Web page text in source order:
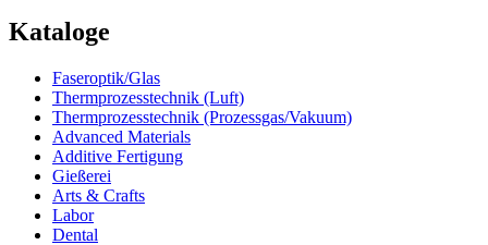
Kataloge
Faseroptik/Glas
Thermprozesstechnik (Luft)
Thermprozesstechnik (Prozessgas/Vakuum)
Advanced Materials
Additive Fertigung
Gießerei
Arts & Crafts
Labor
Dental